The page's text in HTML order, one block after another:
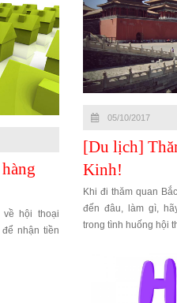
về hội thoại
nhận tiền
05/10/2017
[Du lịch]
Kinh!
Khi đi thăm quan
đến đâu, làm gì,
trong tình huống hội